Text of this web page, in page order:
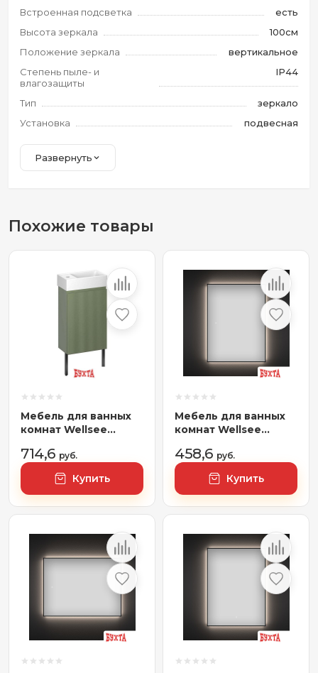
Встроенная подсветка
есть
Высота зеркала
100см
Положение зеркала
вертикальное
Степень пыле- и
влагозащиты
IP44
Тип
зеркало
Установка
подвесная
Развернуть
Похожие товары
Мебель для ванных
комнат Wellsee
умывальник 3 в 1 WC
Area 221805006
(тумба/матовый
зеленый, раковина/
глянцевый белый,
черный)
714,6 руб.
Купить
Мебель для ванных
комнат Wellsee
LED-подсветкой 7
Rays' Spectrum
172201080, 80 х 120 см
(с сенсором и
регулировкой
458,6 руб.
Купить